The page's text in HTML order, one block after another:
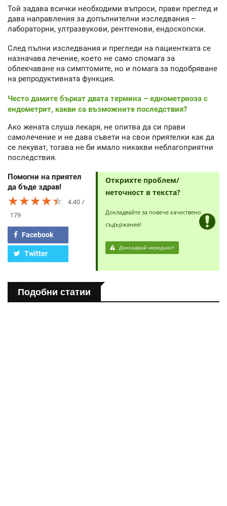
Той задава всички необходими въпроси, прави преглед и
дава направления за допълнителни изследвания –
лабораторни, ултразвукови, рентгенови, ендоскопски.
След пълни изследвания и прегледи на пациентката се
назначава лечение, което не само спомага за
облекчаване на симптомите, но и помага за подобряване
на репродуктивната функция.
Често дамите бъркат двата термина – еднометриоза с
ендометрит, какви са възможните последствия?
Ако жената слуша лекаря, не опитва да си прави
самолечение и не дава съвети на свои приятелки как да
се лекуват, тогава не би имало никакви неблагоприятни
последствия.
Помогни на приятел
да бъде здрав!
★★★★★
★★★★★
★★★★★
4.40
179
Facebook
Twitter
Открихте проблем/
неточност в текста?
Докладвайте за повече качествено
съдържание!
Докладвай нередност
Подобни статии